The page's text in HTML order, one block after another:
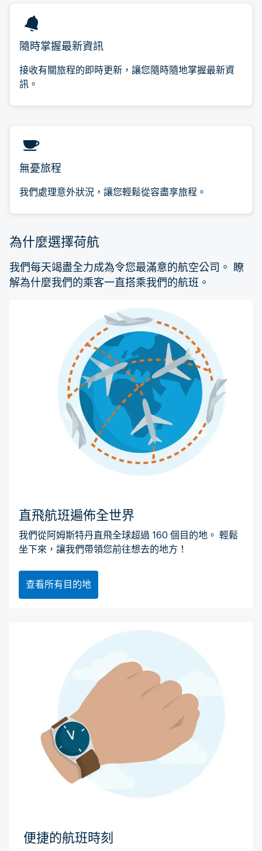
隨時掌握最新資訊
接收有關旅程的即時更新，讓您隨時隨地掌握最新資
訊。
無憂旅程
我們處理意外狀況，讓您輕鬆從容盡享旅程。
為什麼選擇荷航
我們每天竭盡全力成為令您最滿意的航空公司。 瞭
解為什麼我們的乘客一直搭乘我們的航班。
直飛航班遍佈全世界
我們從阿姆斯特丹直飛全球超過 160 個目的地。 輕鬆
坐下來，讓我們帶領您前往想去的地方！
查看所有目的地
便捷的航班時刻